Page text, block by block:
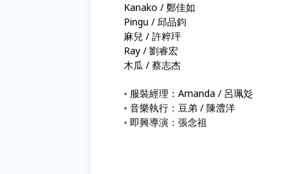
Kanako / 鄭佳如
Pingu / 邱品鈞
麻兒 / 許粹玶
Ray / 劉睿宏
木瓜 / 蔡志杰
◦ 服裝經理：Amanda / 呂珮彣
◦ 音樂執行：豆弟 / 陳澧洋
◦ 即興導演：張念祖